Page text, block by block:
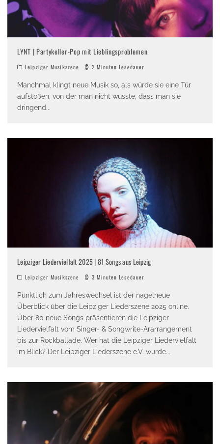
LYNT | Partykeller-Pop mit Lieblingsproblemen
Leipziger Musikszene 2 Minuten Lesedauer
Manchmal klingt neue Musik so, als würde sie eine Tür
aufstoßen, von der man nicht wusste, dass man sie
dringend...
Leipziger Liedervielfalt 2025 | 81 Songs aus Leipzig
Leipziger Musikszene 3 Minuten Lesedauer
Pünktlich zum Jahreswechsel ist der nagelneue
Überblick über die Leipziger Liederszene 2025 online.
Über 80 neue Songs präsentieren die Leipziger
Liedervielfalt vom Singer- & Songwrite-Ararrangement
bis zur Rockballade. Wer hat die Leipziger Liedervielfalt
im Blick? Der Leipziger Liederszene e.V. wurde...